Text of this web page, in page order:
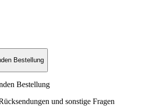
Bestellung
Bestellung
und sonstige Fragen